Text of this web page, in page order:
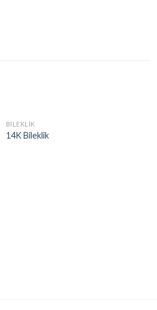
BILEKLIK
14K Bileklik